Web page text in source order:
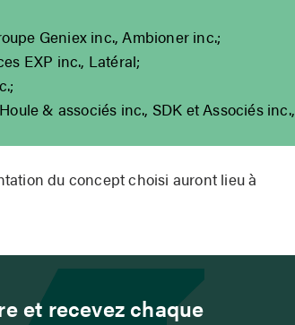
Geniex inc., Ambioner inc.;
EXP inc., Latéral;
& associés inc., SDK et Associés inc.,
du concept choisi auront lieu à
et recevez chaque